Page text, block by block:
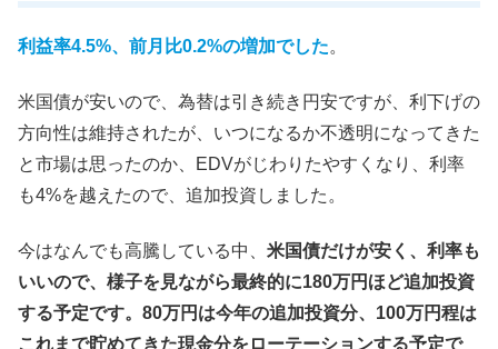
利益率4.5%、前月比0.2%の増加でした。
米国債が安いので、為替は引き続き円安ですが、利下げの
方向性は維持されたが、いつになるか不透明になってきた
と市場は思ったのか、EDVがじわりたやすくなり、利率
も4%を越えたので、追加投資しました。
今はなんでも高騰している中、 米国債だけが安く、利率も
いいので、様子を見ながら最終的に180万円ほど追加投資
する予定です。80万円は今年の追加投資分、100万円程は
これまで貯めてきた現金分をローテーションする予定で